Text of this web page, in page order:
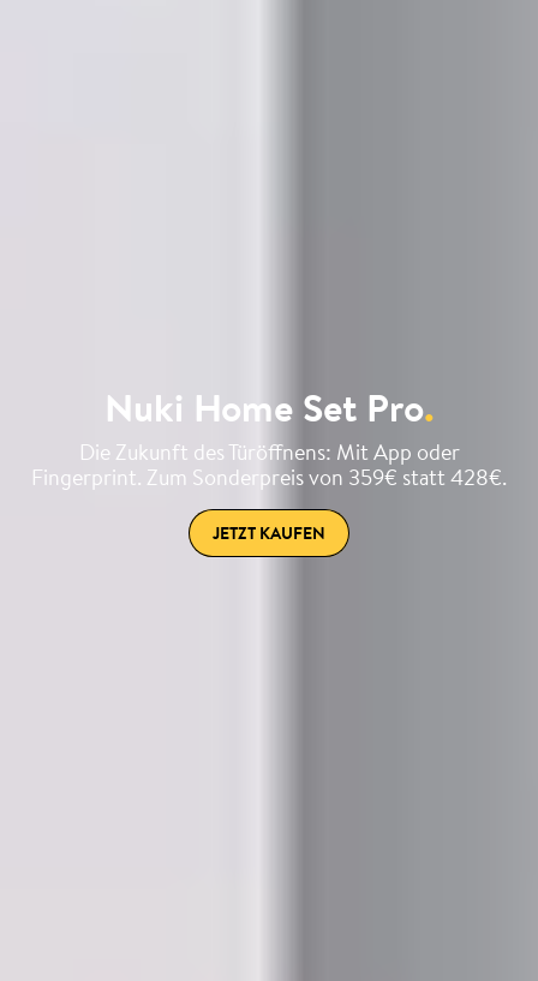
Nuki Home Set Pro.
Die Zukunft des Türöffnens: Mit App oder
Fingerprint. Zum Sonderpreis von 359€ statt 428€.
JETZT KAUFEN